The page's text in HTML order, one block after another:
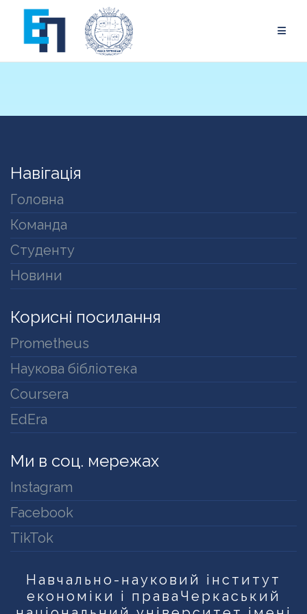
content
Навігація
Головна
Команда
Студенту
Новини
Корисні посилання
Prometheus
Наукова бібліотека
Coursera
EdEra
Ми в соц. мережах
Instagram
Facebook
TikTok
Навчально-науковий інститут
економіки і права Черкаський